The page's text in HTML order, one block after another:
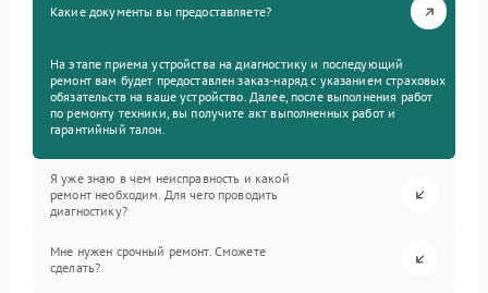
Какие документы вы предоставляете?
На этапе приема устройства на диагностику и последующий
ремонт вам будет предоставлен заказ-наряд с указанием страховых
обязательств на ваше устройство. Далее, после выполнения работ
по ремонту техники, вы получите акт выполненных работ и
гарантийный талон.
Я уже знаю в чем неисправность и какой
ремонт необходим. Для чего проводить
диагностику?
Мне нужен срочный ремонт. Сможете
сделать?